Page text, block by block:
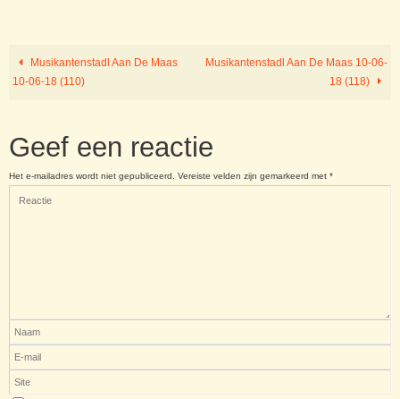
Musikantenstadl Aan De Maas
10-06-18 (110)
Musikantenstadl Aan De Maas 10-06-
18 (118)
Geef een reactie
Het e-mailadres wordt niet gepubliceerd. Vereiste velden zijn gemarkeerd met *